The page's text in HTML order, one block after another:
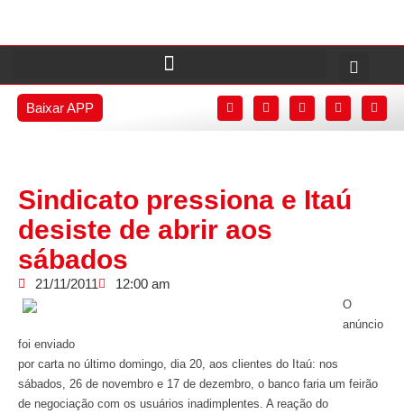
Baixar APP
Sindicato pressiona e Itaú
desiste de abrir aos
sábados
21/11/2011 12:00 am
O
anúncio
foi enviado
por carta no último domingo, dia 20, aos clientes do Itaú: nos
sábados, 26 de novembro e 17 de dezembro, o banco faria um feirão
de negociação com os usuários inadimplentes. A reação do